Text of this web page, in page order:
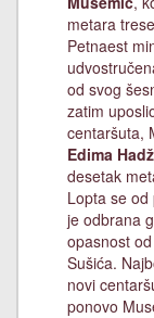
metara
Petnaest
od svog
zatim
centaršuta,
Edima
desetak
Lopta se
je odbrana
opasnost
Sušića.
novi
ponovo